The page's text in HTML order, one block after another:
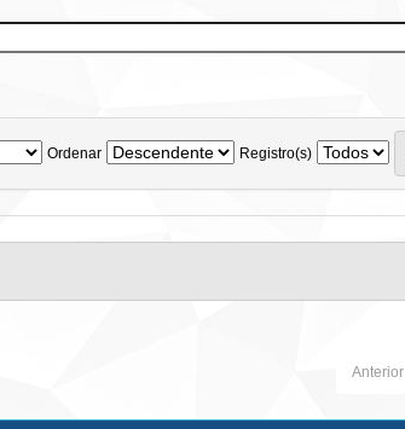
Ordenar Registro(s)
Anterior